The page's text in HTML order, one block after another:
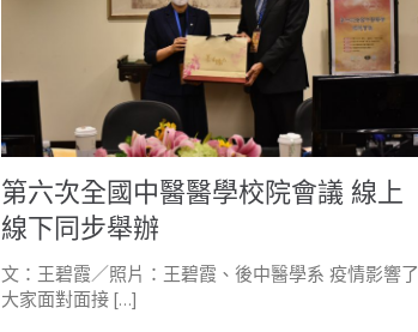
第六次全國中醫醫學校院會議 線上
線下同步舉辦
文：王碧霞／照片：王碧霞、後中醫學系 疫情影響了
大家面對面接 […]